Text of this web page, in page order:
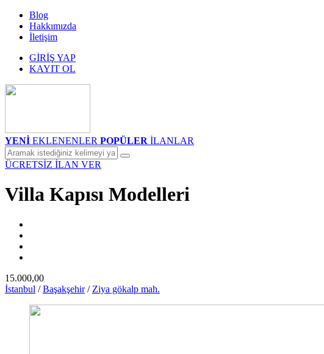
Blog
Hakkımızda
İletişim
GİRİŞ YAP
KAYIT OL
YENİ EKLENENLER POPÜLER İLANLAR
ÜCRETSİZ İLAN VER
Villa Kapısı Modelleri
15.000,00
İstanbul /Başakşehir/ Ziya gökalp mah.